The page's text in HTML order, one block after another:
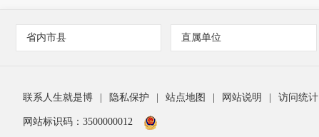
省内市县 直属单位
联系人生就是博 隐私保护 站点地图 网站说明 访问统计
网站标识码：3500000012